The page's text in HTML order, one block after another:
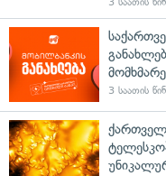
3 საათის წინ